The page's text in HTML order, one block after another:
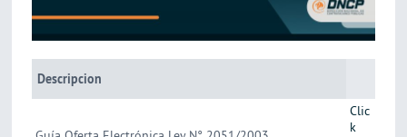
Descripcion
Clic
k